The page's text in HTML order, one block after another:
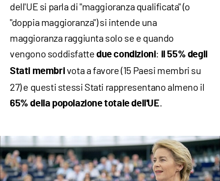
dell'UE si parla di "maggioranza qualificata" (o
"doppia maggioranza") si intende una
maggioranza raggiunta solo se e quando
vengono soddisfattedue condizioni: il 55% degli
Stati membri vota a favore (15 Paesi membri su
27) e questi stessi Stati rappresentano almeno il
65% della popolazione totale dell'UE.